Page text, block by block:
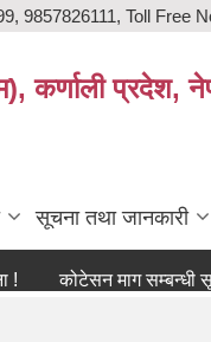
9857826111, Toll Free
कर्णाली प्रदेश,
सूचना तथा जानकारी
माग सम्बन्धी सूचना !